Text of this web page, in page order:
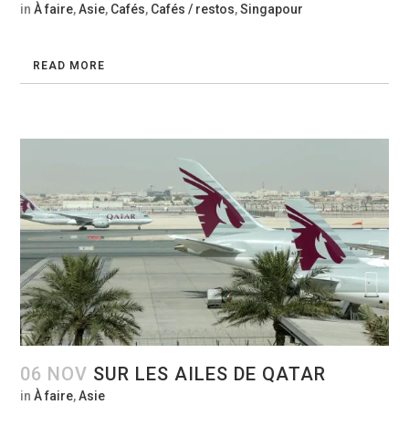
inÀ faire,Asie, Cafés, Cafés / restos,Singapour
READ MORE
06 NOV SUR LES AILES DE QATAR
inÀ faire,Asie